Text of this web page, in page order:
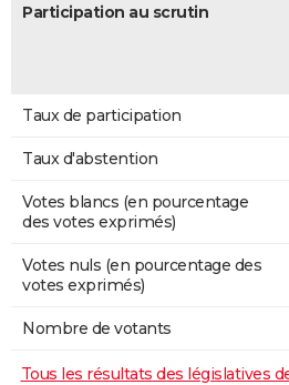
Participation au scrutin
Taux de participation
Taux d'abstention
Votes blancs (en pourcentage
des votes exprimés)
Votes nuls (en pourcentage des
votes exprimés)
Nombre de votants
Tous les résultats des législatives